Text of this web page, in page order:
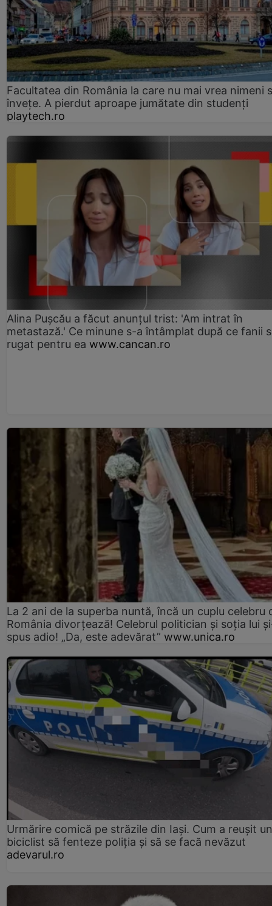
Facultatea din România la care nu mai vrea nimeni
înveţe. A pierdut aproape jumătate din studenţi
playtech.ro
Alina Pușcău a făcut anunțul trist: 'Am intrat în
metastază.' Ce minune s-a întâmplat după ce fanii
rugat pentru ea www.cancan.ro
La 2 ani de la superba nuntă, încă un cuplu celebru
România divorțează! Celebrul politician și soția lui
spus adio! „Da, este adevărat” www.unica.ro
Urmărire comică pe străzile din Iași. Cum a reușit un
biciclist să fenteze poliția și să se facă nevăzut
adevarul.ro